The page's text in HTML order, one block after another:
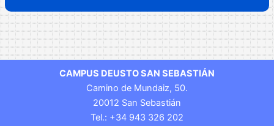
CAMPUS DEUSTO SAN SEBASTIÁN
Camino de Mundaiz, 50.
20012 San Sebastián
Tel.: +34 943 326 202